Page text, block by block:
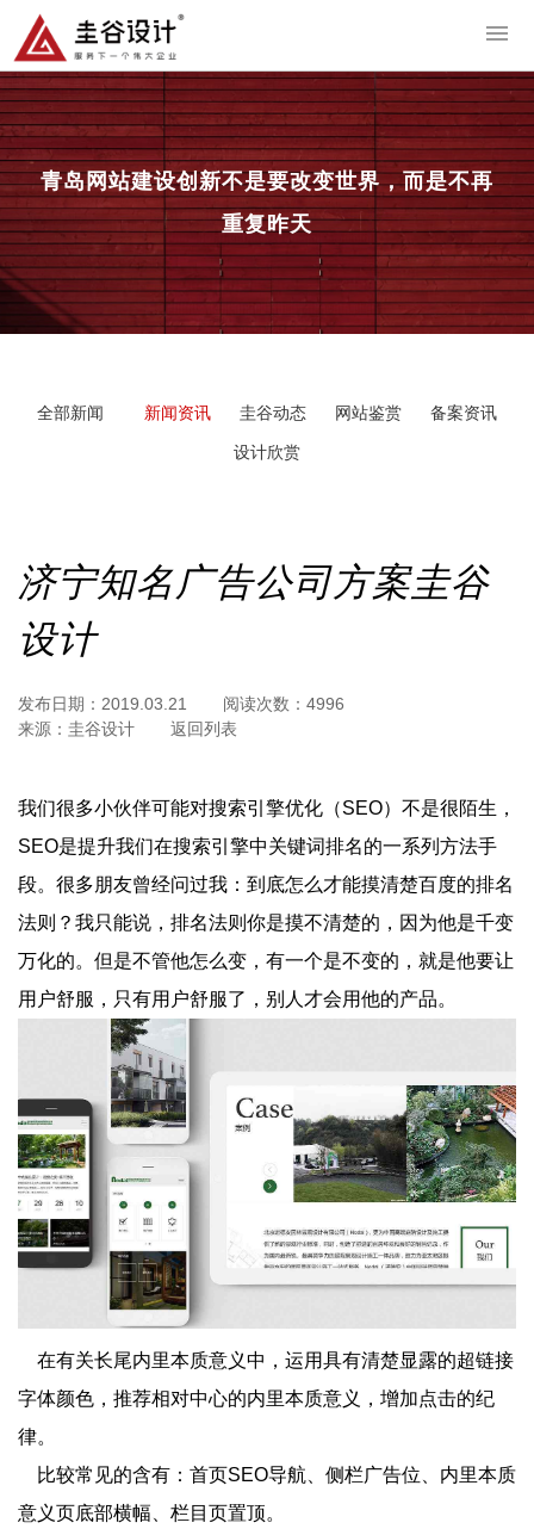
青岛网站建设创新不是要改变世界，而是不再
重复昨天
全部新闻 新闻资讯 圭谷动态 网站鉴赏 备案资讯
设计欣赏
济宁知名广告公司方案圭谷
设计
发布日期： 2019.03.21 阅读次数： 4996
来源： 圭谷设计 返回列表
我们很多小伙伴可能对搜索引擎优化（SEO）不是很陌生，
SEO是提升我们在搜索引擎中关键词排名的一系列方法手
段。很多朋友曾经问过我：到底怎么才能摸清楚百度的排名
法则？我只能说，排名法则你是摸不清楚的，因为他是千变
万化的。但是不管他怎么变，有一个是不变的，就是他要让
用户舒服，只有用户舒服了，别人才会用他的产品。
在有关长尾内里本质意义中，运用具有清楚显露的超链接
字体颜色，推荐相对中心的内里本质意义，增加点击的纪
律。
比较常见的含有：首页SEO导航、侧栏广告位、内里本质
意义页底部横幅、栏目页置顶。